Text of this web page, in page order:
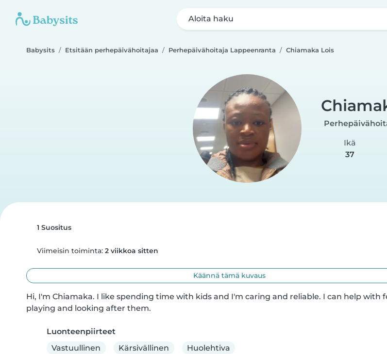
Aloita haku
Babysits Etsitään perhepäivähoitajaa Perhepäivähoitaja Lappeenranta Chiamaka Lois
Ikä
37
1 Suositus
Viimeisin toiminta: 2 viikkoa sitten
Käännä tämä kuvaus
Hi, I'm Chiamaka. I like spending time with kids and I'm caring and reliable. I can help with
playing and looking after them.
Luonteenpiirteet
Vastuullinen
Kärsivällinen Huolehtiva